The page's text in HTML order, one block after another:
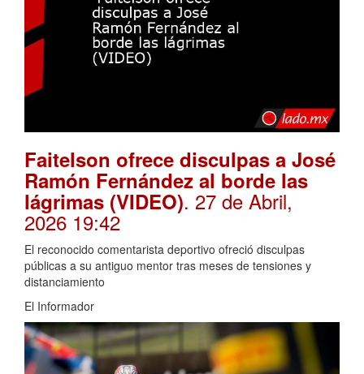
Faitelson ofrece disculpas a José
Ramón Fernández al borde las
lágrimas (VIDEO). 27 de Abril,
2026 19:42
El reconocido comentarista deportivo ofreció disculpas
públicas a su antiguo mentor tras meses de tensiones y
distanciamiento
El Informador